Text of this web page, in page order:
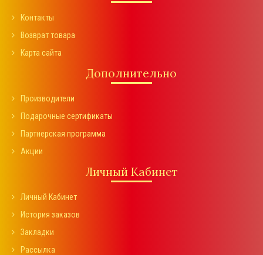
Контакты
Возврат товара
Карта сайта
Дополнительно
Производители
Подарочные сертификаты
Партнерская программа
Акции
Личный Кабинет
Личный Кабинет
История заказов
Закладки
Рассылка